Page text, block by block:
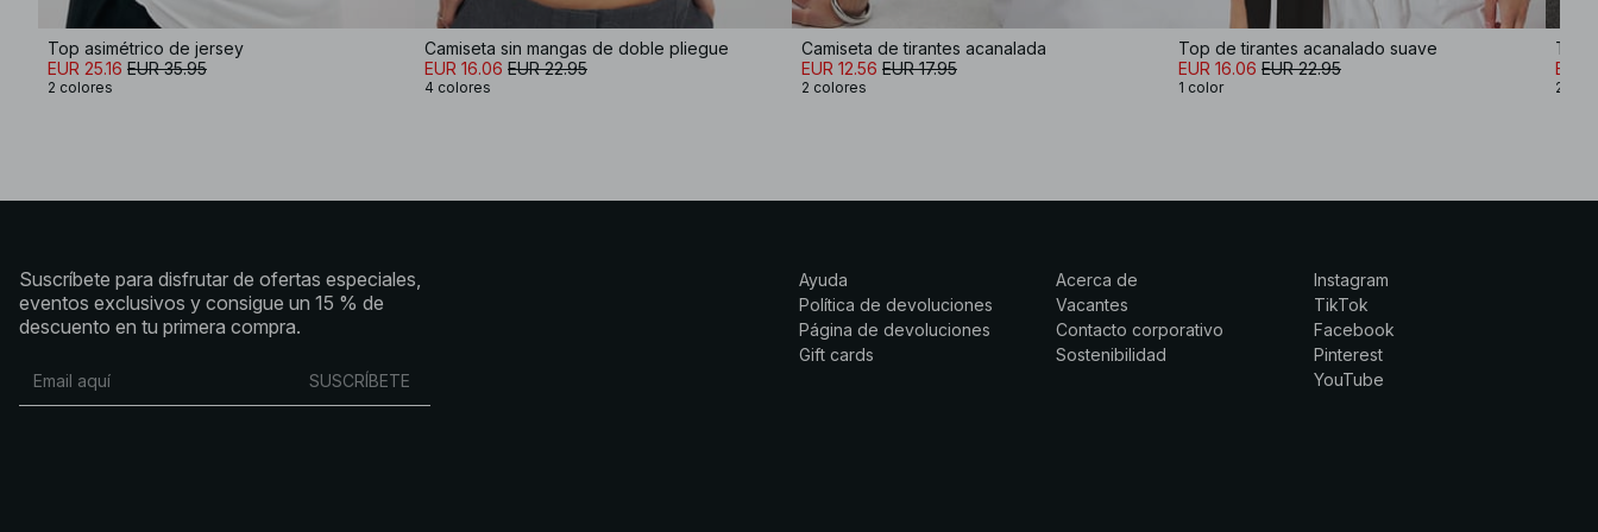
Top asimétrico de jersey
EUR 25.16 EUR 35.95
2 colores
Camiseta sin mangas de doble pliegue
EUR 16.06 EUR 22.95
4 colores
Camiseta de tirantes acanalada
EUR 12.56 EUR 17.95
2 colores
Top de tirantes acanalado suave
EUR 16.06 EUR 22.95
1 color
Top
EUR
2
Suscríbete para disfrutar de ofertas especiales,
eventos exclusivos y consigue un 15 % de
descuento en tu primera compra.
SUSCRÍBETE
Ayuda
Política de devoluciones
Página de devoluciones
Gift cards
Acerca de
Vacantes
Contacto corporativo
Sostenibilidad
Instagram
TikTok
Facebook
Pinterest
YouTube